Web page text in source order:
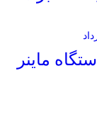
19دستگاه ماینر